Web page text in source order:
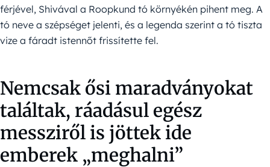
férjével, Shivával a Roopkund tó környékén pihent meg. A
tó neve a szépséget jelenti, és a legenda szerint a tó tiszta
vize a fáradt istennőt frissítette fel.
Nemcsak ősi maradványokat
találtak, ráadásul egész
messziről is jöttek ide
emberek „meghalni”